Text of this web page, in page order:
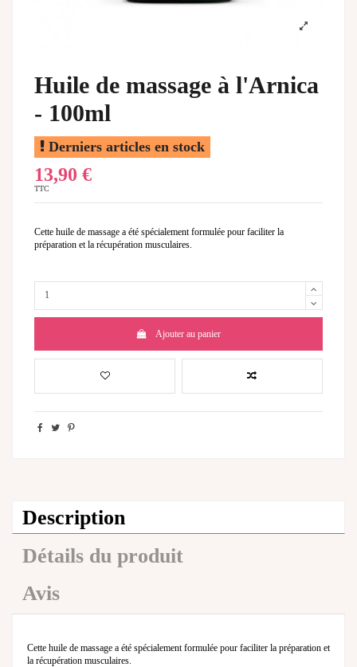
Huile de massage à l'Arnica
- 100ml
Derniers articles en stock
13,90 €
TTC
Cette huile de massage a été spécialement formulée pour faciliter la
préparation et la récupération musculaires.
Ajouter au panier
Description
Détails du produit
Avis
Cette huile de massage a été spécialement formulée pour faciliter la préparation et
la récupération musculaires.